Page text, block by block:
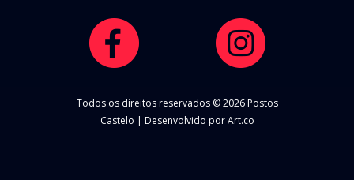
Todos os direitos reservados © 2026 Postos
Castelo | Desenvolvido por Art.co